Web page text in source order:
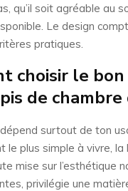
qu’il soit agréable au
Le design
pratiques.
choisir le
de chambre
surtout de ton
le plus simple à vivre,
mise sur l’esthétique
privilégie une